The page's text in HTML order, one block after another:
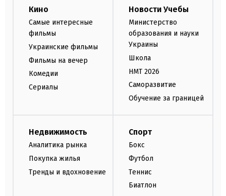
Кино
Самые интересные
фильмы
Украинские фильмы
Фильмы на вечер
Комедии
Сериалы
Новости Учебы
Министерство
образования и науки
Украины
Школа
НМТ 2026
Саморазвитие
Обучение за границей
Недвижимость
Аналитика рынка
Покупка жилья
Тренды и вдохновение
Спорт
Бокс
Футбол
Теннис
Биатлон